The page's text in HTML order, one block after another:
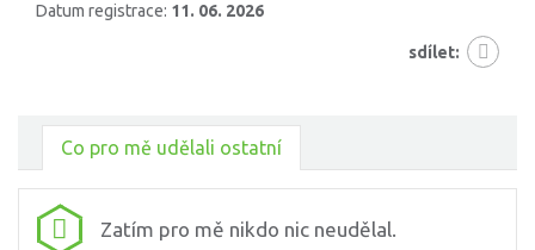
Datum registrace: 11. 06. 2026
sdílet:
Co pro mě udělali ostatní
Zatím pro mě nikdo nic neudělal.